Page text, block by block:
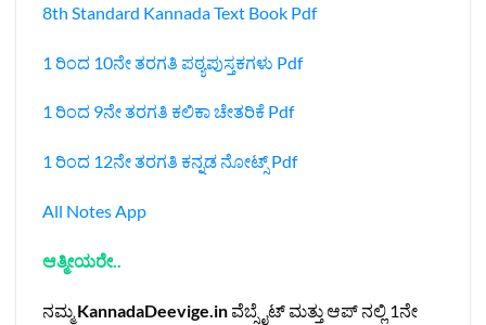
8th Standard Kannada Text Book Pdf
1 ರಿಂದ 10ನೇ ತರಗತಿ ಪಠ್ಯಪುಸ್ತಕಗಳು Pdf
1 ರಿಂದ 9ನೇ ತರಗತಿ ಕಲಿಕಾ ಚೇತರಿಕೆ Pdf
1 ರಿಂದ 12ನೇ ತರಗತಿ ಕನ್ನಡ ನೋಟ್ಸ್‌ Pdf
All Notes App
ಆತ್ಮೀಯರೇ..
ನಮ್ಮ KannadaDeevige.inವೆಬ್ಸೈಟ್ ಮತ್ತು ಆಪ್ ನಲ್ಲಿ 1ನೇ